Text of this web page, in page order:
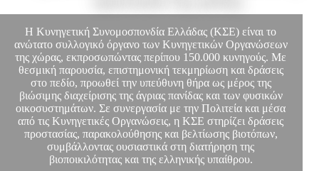
Η Κυνηγετική Συνομοσπονδία Ελλάδας (ΚΣΕ) είναι το
ανώτατο συλλογικό όργανο των Κυνηγετικών Οργανώσεων
της χώρας, εκπροσωπώντας περίπου 150.000 κυνηγούς. Με
θεσμική παρουσία, επιστημονική τεκμηρίωση και δράσεις
στο πεδίο, προωθεί την υπεύθυνη θήρα ως μέρος της
βιώσιμης διαχείρισης της άγριας πανίδας και των φυσικών
οικοσυστημάτων. Σε συνεργασία με την Πολιτεία και μέσα
από τις Κυνηγετικές Οργανώσεις, η ΚΣΕ στηρίζει δράσεις
προστασίας, παρακολούθησης και βελτίωσης βιοτόπων,
συμβάλλοντας ουσιαστικά στη διατήρηση της
βιοποικιλότητας και της ελληνικής υπαίθρου.